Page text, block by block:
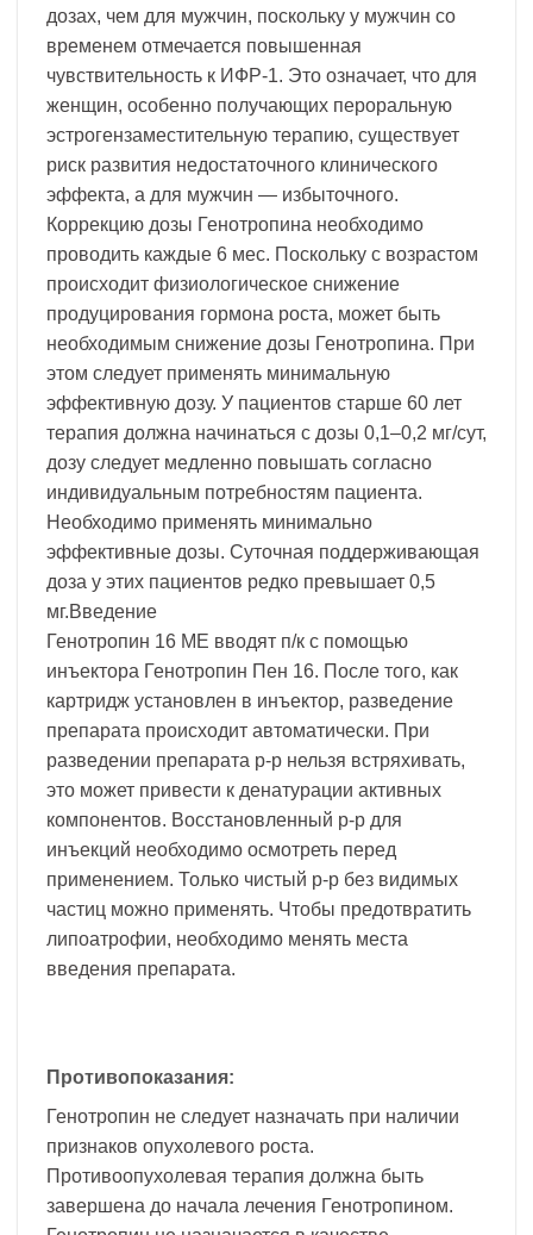
дозах, чем для мужчин, поскольку у мужчин со
временем отмечается повышенная
чувствительность к ИФР-1. Это означает, что для
женщин, особенно получающих пероральную
эстрогензаместительную терапию, существует
риск развития недостаточного клинического
эффекта, а для мужчин — избыточного.
Коррекцию дозы Генотропина необходимо
проводить каждые 6 мес. Поскольку с возрастом
происходит физиологическое снижение
продуцирования гормона роста, может быть
необходимым снижение дозы Генотропина. При
этом следует применять минимальную
эффективную дозу. У пациентов старше 60 лет
терапия должна начинаться с дозы 0,1–0,2 мг/сут,
дозу следует медленно повышать согласно
индивидуальным потребностям пациента.
Необходимо применять минимально
эффективные дозы. Суточная поддерживающая
доза у этих пациентов редко превышает 0,5
мг.Введение
Генотропин 16 МЕ вводят п/к с помощью
инъектора Генотропин Пен 16. После того, как
картридж установлен в инъектор, разведение
препарата происходит автоматически. При
разведении препарата р-р нельзя встряхивать,
это может привести к денатурации активных
компонентов. Восстановленный р-р для
инъекций необходимо осмотреть перед
применением. Только чистый р-р без видимых
частиц можно применять. Чтобы предотвратить
липоатрофии, необходимо менять места
введения препарата.
Противопоказания:
Генотропин не следует назначать при наличии
признаков опухолевого роста.
Противоопухолевая терапия должна быть
завершена до начала лечения Генотропином.